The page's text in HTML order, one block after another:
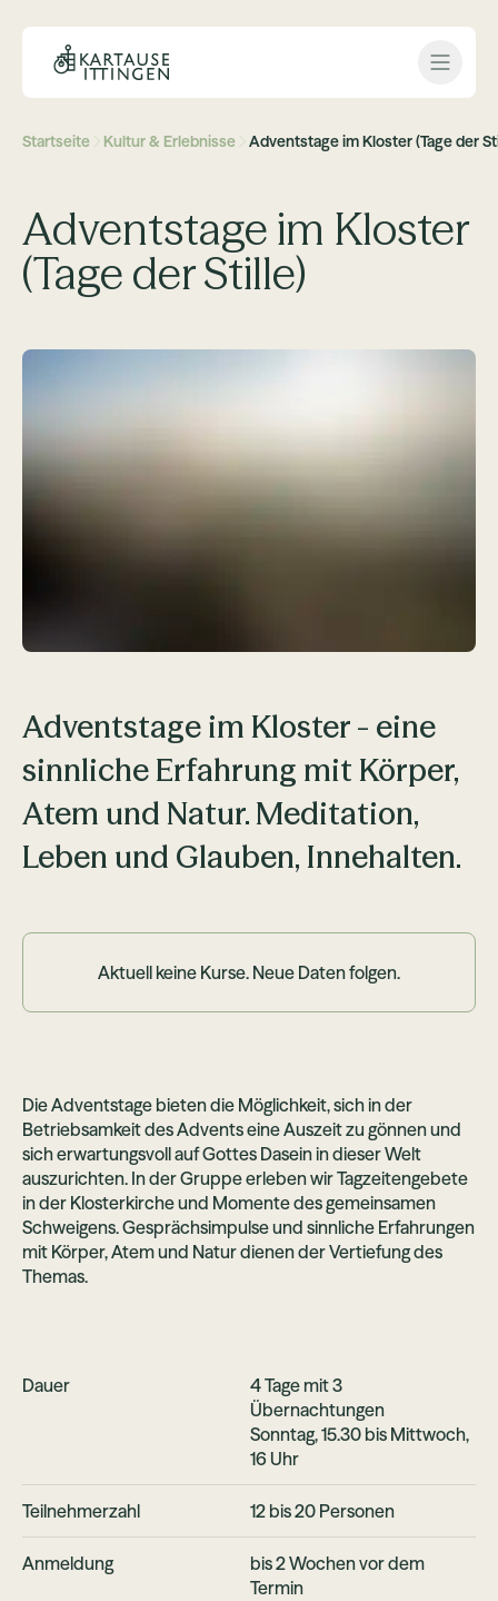
Open
Startseite Kultur & Erlebnisse Adventstage im Kloster (Tage der
Adventstage im Kloster
(Tage der Stille)
Adventstage im Kloster - eine
sinnliche Erfahrung mit Körper,
Atem und Natur. Meditation,
Leben und Glauben, Innehalten.
Aktuell keine Kurse. Neue Daten folgen.
Die Adventstage bieten die Möglichkeit, sich in der
Betriebsamkeit des Advents eine Auszeit zu gönnen und
sich erwartungsvoll auf Gottes Dasein in dieser Welt
auszurichten. In der Gruppe erleben wir Tagzeitengebete
in der Klosterkirche und Momente des gemeinsamen
Schweigens. Gesprächsimpulse und sinnliche Erfahrungen
mit Körper, Atem und Natur dienen der Vertiefung des
Themas.
Dauer
4 Tage mit 3
Übernachtungen
Sonntag, 15.30 bis Mittwoch,
16 Uhr
Teilnehmerzahl 12 bis 20 Personen
Anmeldung
bis 2 Wochen vor dem
Termin